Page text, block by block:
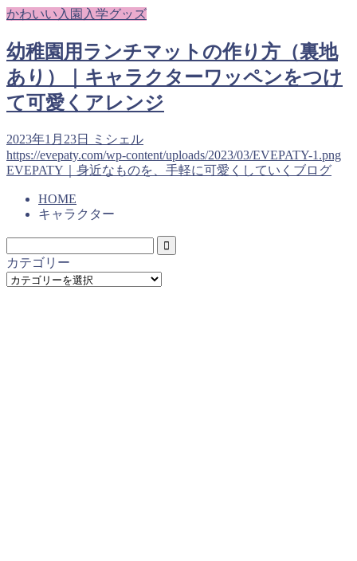
かわいい入園入学グッズ
幼稚園用ランチマットの作り方（裏地
あり）｜キャラクターワッペンをつけ
て可愛くアレンジ
2023年1月23日
ミシェル
https://evepaty.com/wp-content/uploads/2023/03/EVEPATY-1.png
EVEPATY｜身近なものを、手軽に可愛くしていくブログ
HOME
キャラクター
カテゴリー
カ